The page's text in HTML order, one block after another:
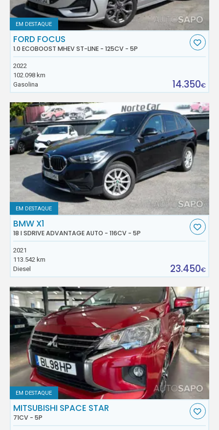
EM DESTAQUE
FORD FOCUS
1.0 ECOBOOST MHEV ST-LINE - 125CV - 5P
2022
102.098 km
Gasolina
14.350€
EM DESTAQUE
BMW X1
18 I SDRIVE ADVANTAGE AUTO - 116CV - 5P
2021
113.542 km
Diesel
23.450€
EM DESTAQUE
MITSUBISHI SPACE STAR
71CV - 5P